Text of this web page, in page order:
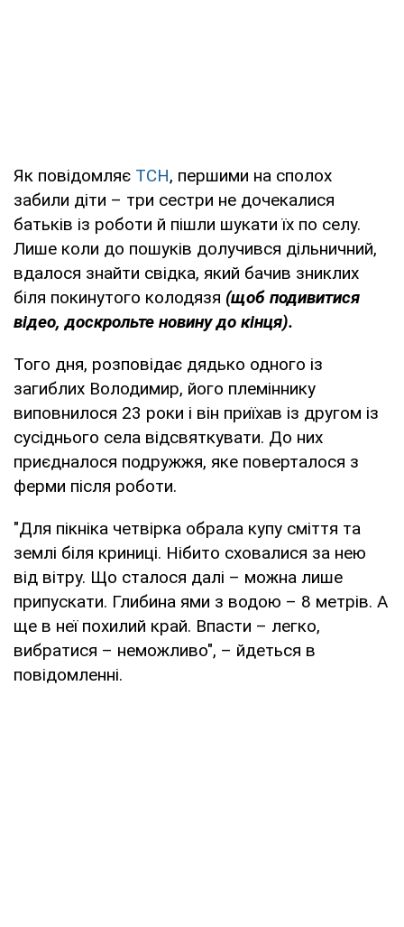
Як повідомляє ТСН, першими на сполох
забили діти – три сестри не дочекалися
батьків із роботи й пішли шукати їх по селу.
Лише коли до пошуків долучився дільничний,
вдалося знайти свідка, який бачив зниклих
біля покинутого колодязя (щоб подивитися
відео, доскрольте новину до кінця).
Того дня, розповідає дядько одного із
загиблих Володимир, його племіннику
виповнилося 23 роки і він приїхав із другом із
сусіднього села відсвяткувати. До них
приєдналося подружжя, яке поверталося з
ферми після роботи.
"Для пікніка четвірка обрала купу сміття та
землі біля криниці. Нібито сховалися за нею
від вітру. Що сталося далі – можна лише
припускати. Глибина ями з водою – 8 метрів. А
ще в неї похилий край. Впасти – легко,
вибратися – неможливо", – йдеться в
повідомленні.